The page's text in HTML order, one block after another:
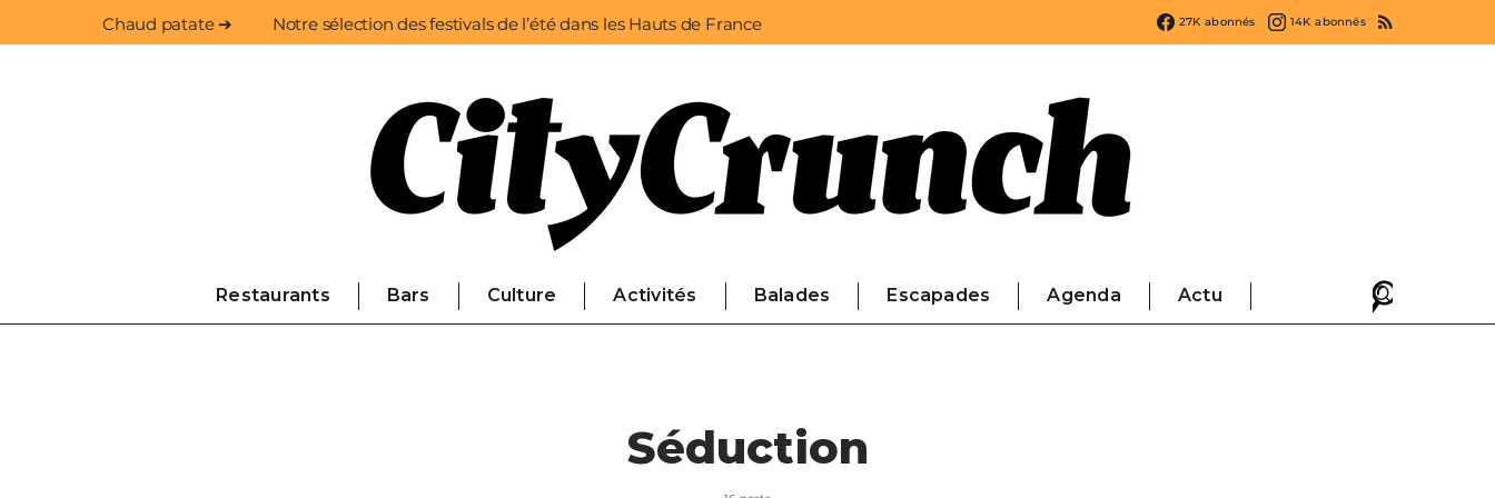
Chaud patate ➔ Notre sélection des festivals de l’été dans les Hauts de France 27K abonnés 14K abonnés
Restaurants Bars Culture Activités Balades Escapades Agenda Actu
Séduction